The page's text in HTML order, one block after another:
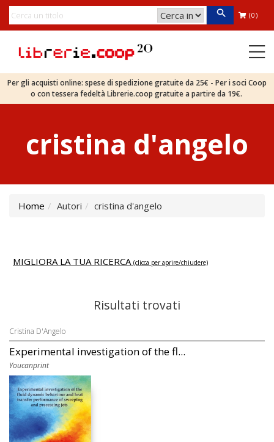
(0)
Per gli acquisti online: spese di spedizione gratuite da 25€ - Per i soci Coop
o con tessera fedeltà Librerie.coop gratuite a partire da 19€.
cristina d'angelo
Home Autori cristina d'angelo
MIGLIORA LA TUA RICERCA (clicca per aprire/chiudere)
Risultati trovati
Cristina D'Angelo
Experimental investigation of the fl...
Youcanprint